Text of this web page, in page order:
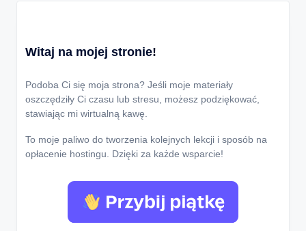
Witaj na mojej stronie!
Podoba Ci się moja strona? Jeśli moje materiały
oszczędziły Ci czasu lub stresu, możesz podziękować,
stawiając mi wirtualną kawę.
To moje paliwo do tworzenia kolejnych lekcji i sposób na
opłacenie hostingu. Dzięki za każde wsparcie!